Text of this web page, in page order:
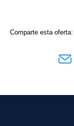
Comparte esta oferta: